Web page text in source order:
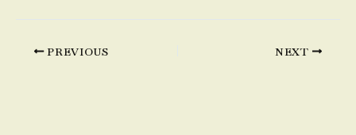
PREVIOUS NEXT